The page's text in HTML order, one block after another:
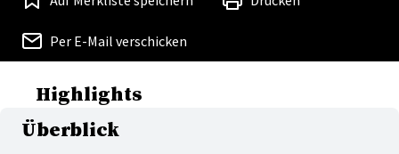
Per E-Mail verschicken
Highlights
Überblick